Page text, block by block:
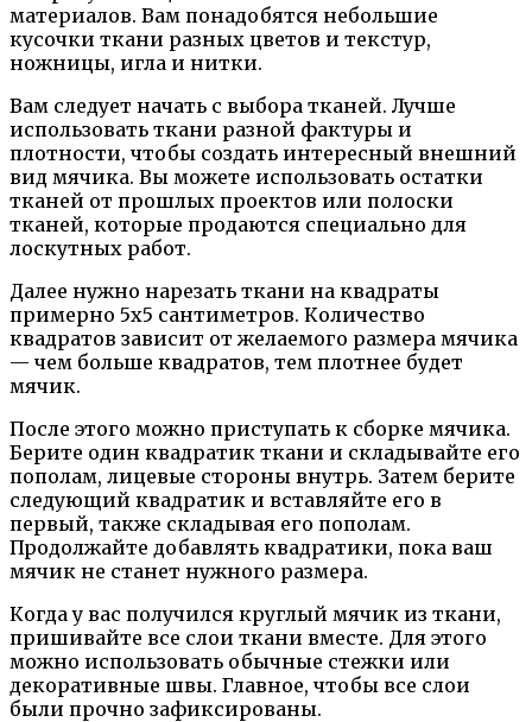
материалов. Вам понадобятся небольшие
кусочки ткани разных цветов и текстур,
ножницы, игла и нитки.
Вам следует начать с выбора тканей. Лучше
использовать ткани разной фактуры и
плотности, чтобы создать интересный внешний
вид мячика. Вы можете использовать остатки
тканей от прошлых проектов или полоски
тканей, которые продаются специально для
лоскутных работ.
Далее нужно нарезать ткани на квадраты
примерно 5х5 сантиметров. Количество
квадратов зависит от желаемого размера мячика
— чем больше квадратов, тем плотнее будет
мячик.
После этого можно приступать к сборке мячика.
Берите один квадратик ткани и складывайте его
пополам, лицевые стороны внутрь. Затем берите
следующий квадратик и вставляйте его в
первый, также складывая его пополам.
Продолжайте добавлять квадратики, пока ваш
мячик не станет нужного размера.
Когда у вас получился круглый мячик из ткани,
пришивайте все слои ткани вместе. Для этого
можно использовать обычные стежки или
декоративные швы. Главное, чтобы все слои
были прочно зафиксированы.